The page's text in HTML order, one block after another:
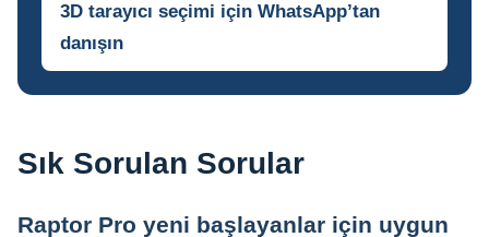
3D tarayıcı seçimi için WhatsApp’tan
danışın
Sık Sorulan Sorular
Raptor Pro yeni başlayanlar için uygun